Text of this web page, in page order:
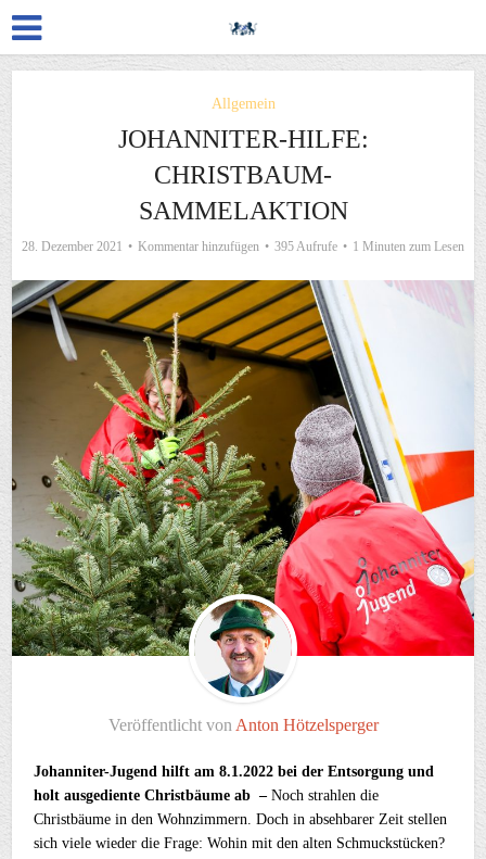
Allgemein
JOHANNITER-HILFE:
CHRISTBAUM-
SAMMELAKTION
28. Dezember 2021 Kommentar hinzufügen 395 Aufrufe 1 Minuten zum Lesen
Veröffentlicht von Anton Hötzelsperger
Johanniter-Jugend hilft am 8.1.2022 bei der Entsorgung und
holt ausgediente Christbäume ab –Noch strahlen die
Christbäume in den Wohnzimmern. Doch in absehbarer Zeit stellen
sich viele wieder die Frage: Wohin mit den alten Schmuckstücken?